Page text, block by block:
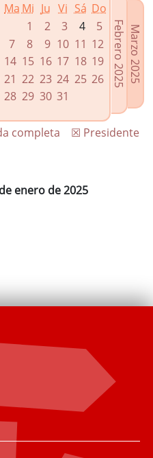
Ma Mi Ju Vi Sá Do
1
2 3 4
5
7 8 9 10 11 12
14 15 16 17 18 19
21 22 23 24 25 26
28 29 30 31
Marzo 2025
Febrero 2025
☒ Presidente
completa
enero de 2025